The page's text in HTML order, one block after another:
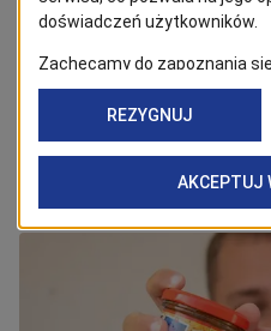
Zaplanuj rok z
Szczecin
Kalendarze Visit Szczecin z
naszego miasta są już
Turystycznej.